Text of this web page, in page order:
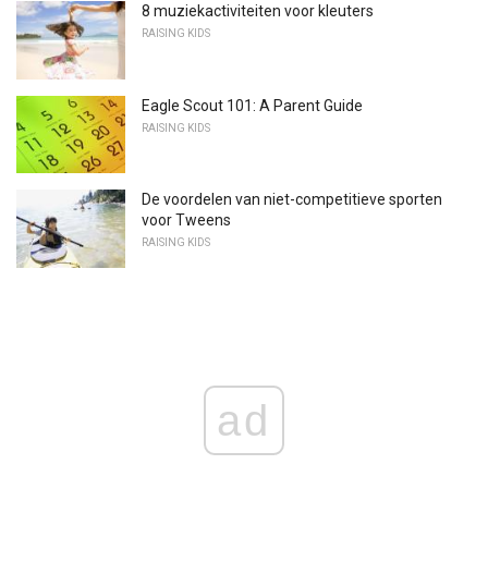
8 muziekactiviteiten voor kleuters
RAISING KIDS
Eagle Scout 101: A Parent Guide
RAISING KIDS
De voordelen van niet-competitieve sporten
voor Tweens
RAISING KIDS
ad